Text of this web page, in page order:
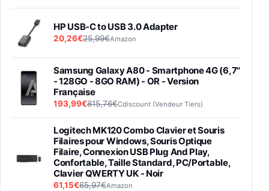
HP USB-C to USB 3.0 Adapter
20,26€25,99€Amazon
Samsung Galaxy A80 - Smartphone 4G (6,7''
- 128GO - 8GO RAM) - OR - Version
Française
193,99€815,76€Cdiscount (Vendeur Tiers)
Logitech MK120 Combo Clavier et Souris
Filaires pour Windows, Souris Optique
Filaire, Connexion USB Plug And Play,
Confortable, Taille Standard, PC/Portable,
Clavier QWERTY UK - Noir
61,15€65,97€Amazon